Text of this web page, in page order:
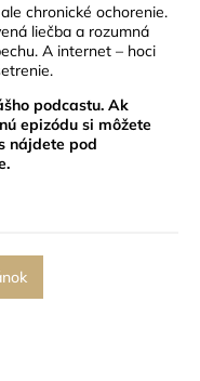
chronické ochorenie.
liečba a rozumná
A internet – hoci
podcastu. Ak
epizódu si môžete
nájdete pod
.